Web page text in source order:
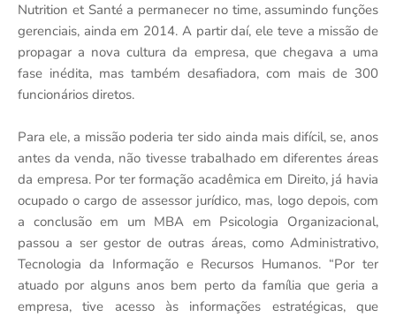
Nutrition et Santé a permanecer no time, assumindo funções
gerenciais, ainda em 2014. A partir daí, ele teve a missão de
propagar a nova cultura da empresa, que chegava a uma
fase inédita, mas também desafiadora, com mais de 300
funcionários diretos.
Para ele, a missão poderia ter sido ainda mais difícil, se, anos
antes da venda, não tivesse trabalhado em diferentes áreas
da empresa. Por ter formação acadêmica em Direito, já havia
ocupado o cargo de assessor jurídico, mas, logo depois, com
a conclusão em um MBA em Psicologia Organizacional,
passou a ser gestor de outras áreas, como Administrativo,
Tecnologia da Informação e Recursos Humanos. “Por ter
atuado por alguns anos bem perto da família que geria a
empresa, tive acesso às informações estratégicas, que